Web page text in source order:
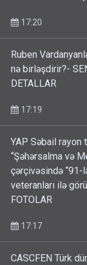
17:20
Ruben
nə birləşdirir?-
DETALLAR
17:19
YAP Səbail rayon
“Şəhərsalma və
çərçivəsində “91-
veteranları ilə
FOTOLAR
17:17
CASCFEN Türk